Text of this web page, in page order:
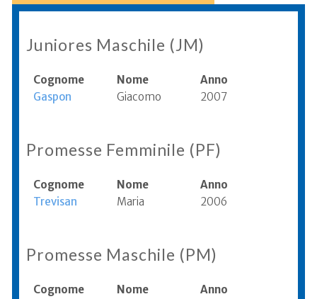
Juniores Maschile (JM)
Cognome Nome
Anno
Gaspon
Giacomo 2007
Promesse Femminile (PF)
Cognome Nome
Anno
Trevisan
Maria 2006
Promesse Maschile (PM)
Cognome Nome
Anno